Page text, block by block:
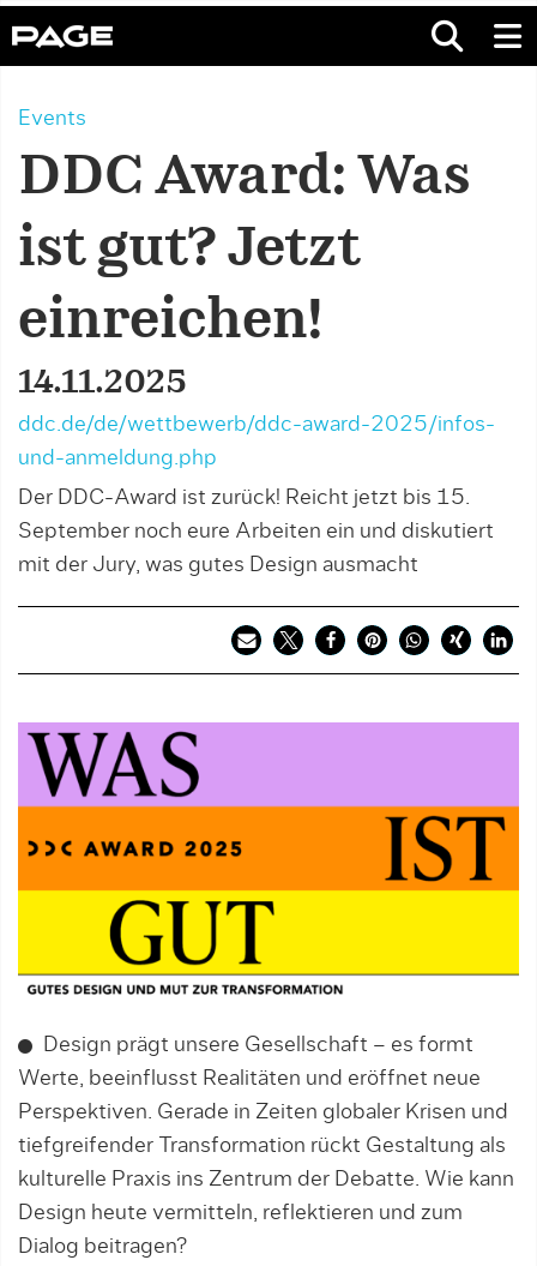
Events
DDC Award: Was
ist gut? Jetzt
einreichen!
14.11.2025
ddc.de/de/wettbewerb/ddc-award-2025/infos-
und-anmeldung.php
Der DDC-Award ist zurück! Reicht jetzt bis 15.
September noch eure Arbeiten ein und diskutiert
mit der Jury, was gutes Design ausmacht
Design prägt unsere Gesellschaft – es formt
Werte, beeinflusst Realitäten und eröffnet neue
Perspektiven. Gerade in Zeiten globaler Krisen und
tiefgreifender Transformation rückt Gestaltung als
kulturelle Praxis ins Zentrum der Debatte. Wie kann
Design heute vermitteln, reflektieren und zum
Dialog beitragen?